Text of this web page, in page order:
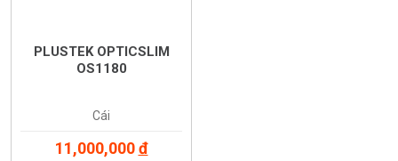
PLUSTEK OPTICSLIM
OS1180
Cái
11,000,000đ